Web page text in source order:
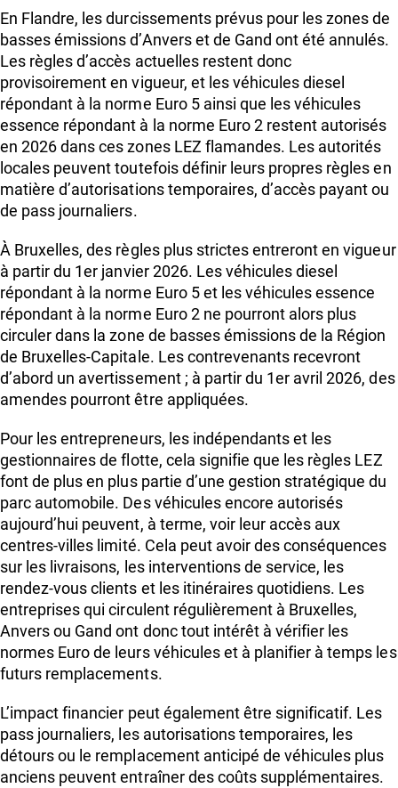
En Flandre, les durcissements prévus pour les zones de
basses émissions d’Anvers et de Gand ont été annulés.
Les règles d’accès actuelles restent donc
provisoirement en vigueur, et les véhicules diesel
répondant à la norme Euro 5 ainsi que les véhicules
essence répondant à la norme Euro 2 restent autorisés
en 2026 dans ces zones LEZ flamandes. Les autorités
locales peuvent toutefois définir leurs propres règles en
matière d’autorisations temporaires, d’accès payant ou
de pass journaliers.
À Bruxelles, des règles plus strictes entreront en vigueur
à partir du 1er janvier 2026. Les véhicules diesel
répondant à la norme Euro 5 et les véhicules essence
répondant à la norme Euro 2 ne pourront alors plus
circuler dans la zone de basses émissions de la Région
de Bruxelles-Capitale. Les contrevenants recevront
d’abord un avertissement ; à partir du 1er avril 2026, des
amendes pourront être appliquées.
Pour les entrepreneurs, les indépendants et les
gestionnaires de flotte, cela signifie que les règles LEZ
font de plus en plus partie d’une gestion stratégique du
parc automobile. Des véhicules encore autorisés
aujourd’hui peuvent, à terme, voir leur accès aux
centres-villes limité. Cela peut avoir des conséquences
sur les livraisons, les interventions de service, les
rendez-vous clients et les itinéraires quotidiens. Les
entreprises qui circulent régulièrement à Bruxelles,
Anvers ou Gand ont donc tout intérêt à vérifier les
normes Euro de leurs véhicules et à planifier à temps les
futurs remplacements.
L’impact financier peut également être significatif. Les
pass journaliers, les autorisations temporaires, les
détours ou le remplacement anticipé de véhicules plus
anciens peuvent entraîner des coûts supplémentaires.